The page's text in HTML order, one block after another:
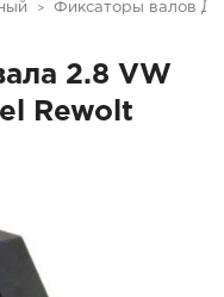
> Фиксаторы валов
2.8 VW
Rewolt